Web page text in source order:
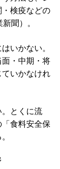
検疫などの
聞）。
いかない。
・中期・将
いかなけれ
とくに流
食料安全保